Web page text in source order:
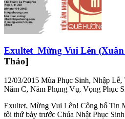
Exultet_Mừng Vui Lên
Thảo]
12/03/2015 Mùa Phục Sinh, Nhập
Năm C, Năm Phụng Vụ, Vọng Phục
Exultet, Mừng Vui Lên! Công bố Tin
tối thứ bảy trước Chúa Nhật Phục Sinh